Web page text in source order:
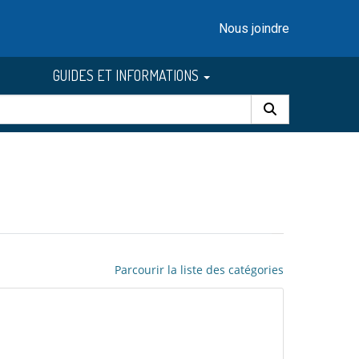
Nous joindre
GUIDES ET INFORMATIONS
Parcourir la liste des catégories